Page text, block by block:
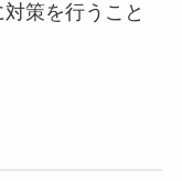
策を行うこと